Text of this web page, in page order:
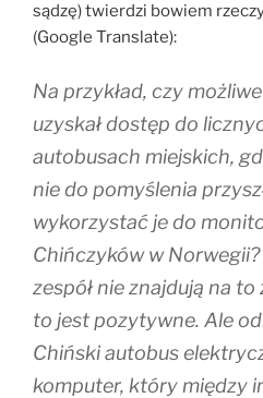
sądzę) twierdzi bowiem
(Google Translate):
Na przykład, czy
uzyskał dostęp do
autobusach miejskich,
nie do pomyślenia
wykorzystać je do
Chińczyków w
zespół nie znajdują na
to jest pozytywne. Ale
Chiński autobus
komputer, który między